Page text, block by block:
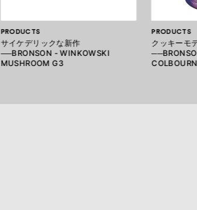
PRODUCTS
サイケデリックな新作
──BRONSON - WINKOWSKI
MUSHROOM G3
PRODUCTS
クッキーモ